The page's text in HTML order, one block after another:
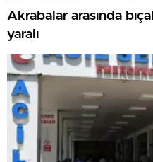
Akrabalar arasında
yaralı